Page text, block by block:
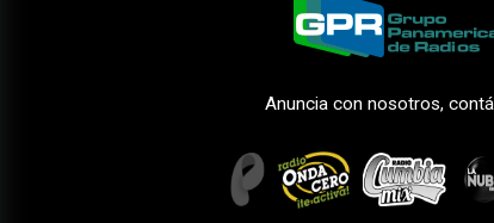
Anuncia con nosotros,